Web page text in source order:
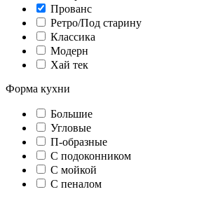
Прованс
Ретро/Под старину
Классика
Модерн
Хай тек
Форма кухни
Большие
Угловые
П-образные
С подоконником
С мойкой
С пеналом